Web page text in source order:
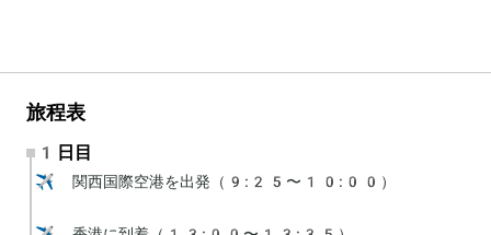
旅程表
1日目
✈️ 関西国際空港を出発（9:25〜10:00）